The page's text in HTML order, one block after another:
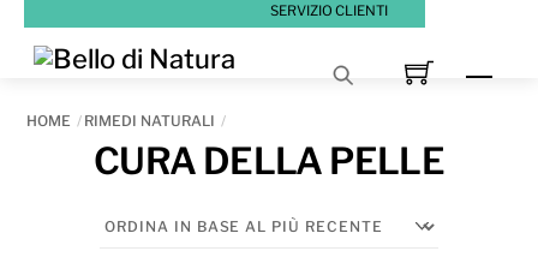
SERVIZIO CLIENTI
HOME RIMEDI NATURALI
CURA DELLA PELLE